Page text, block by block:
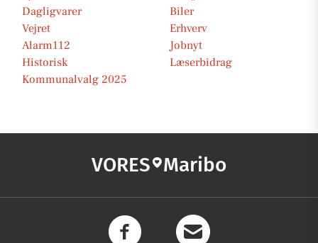
Dagligvarer
Biler
Vejret
Erhverv
Alarm112
Jobnyt
Historisk
Læserbidrag
Kommunalvalg 2025
VORES Maribo